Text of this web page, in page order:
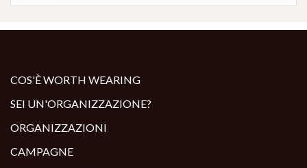
COS'È WORTH WEARING
SEI UN'ORGANIZZAZIONE?
ORGANIZZAZIONI
CAMPAGNE